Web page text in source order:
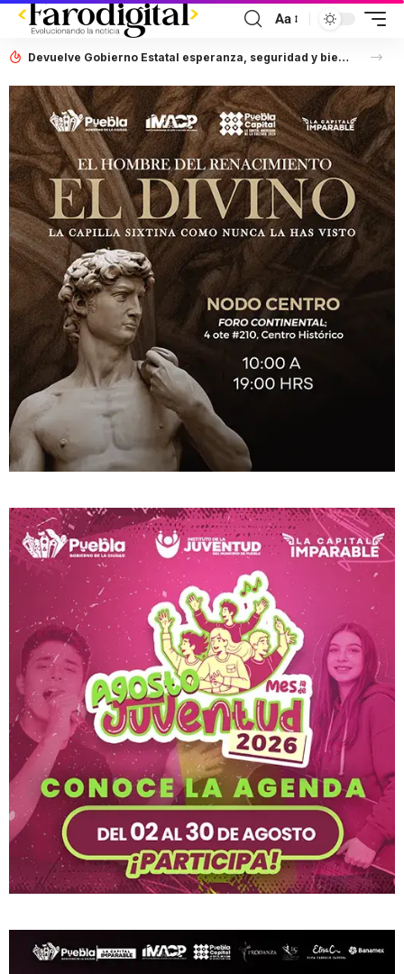
Aa
Devuelve Gobierno Estatal esperanza, seguridad y bienestar a mujeres de la periferia urbana